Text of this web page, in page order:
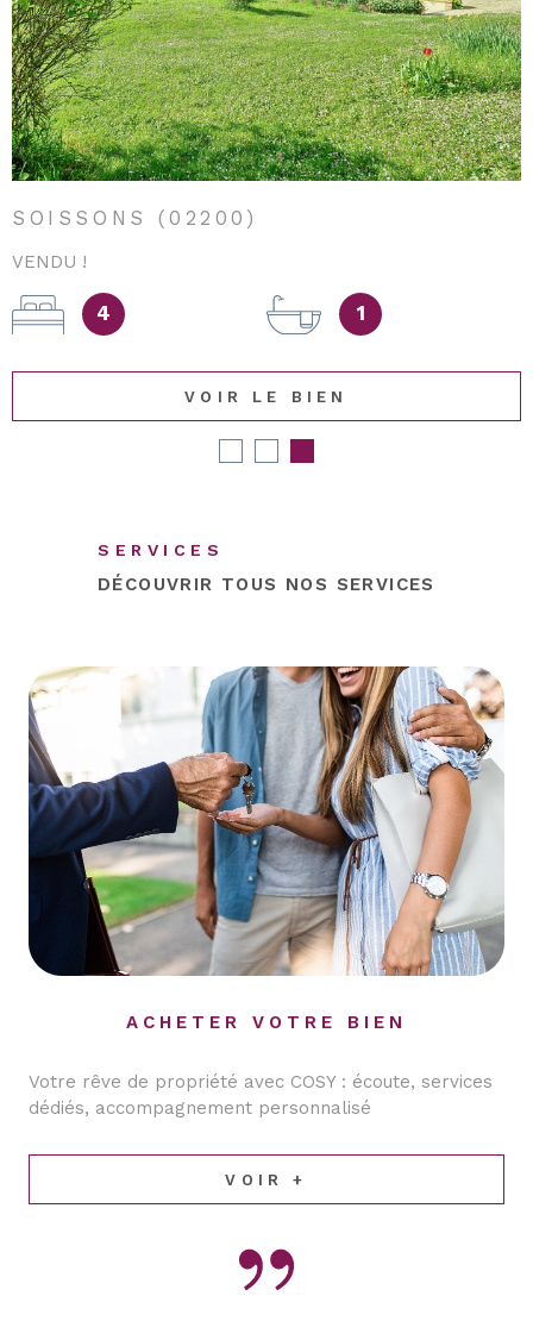
SOISSONS (02200)
VENDU !
4 1
VOIR LE BIEN
SERVICES
DÉCOUVRIR TOUS NOS SERVICES
ACHETER VOTRE BIEN
Votre rêve de propriété avec COSY : écoute, services
dédiés, accompagnement personnalisé
VOIR +